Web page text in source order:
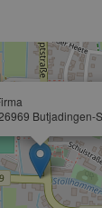
Butjadingen-